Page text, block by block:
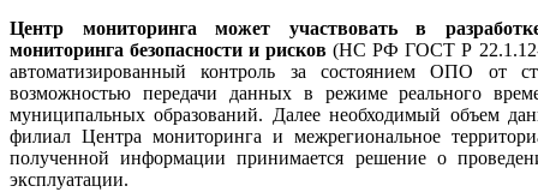
Центр мониторинга может участвовать в
мониторинга безопасности и рисков (НС РФ ГОСТ Р 22.1.12-
автоматизированный контроль за состоянием ОПО от
возможностью передачи данных в режиме реального
муниципальных образований. Далее необходимый объем
филиал Центра мониторинга и межрегиональное
полученной информации принимается решение о
эксплуатации.